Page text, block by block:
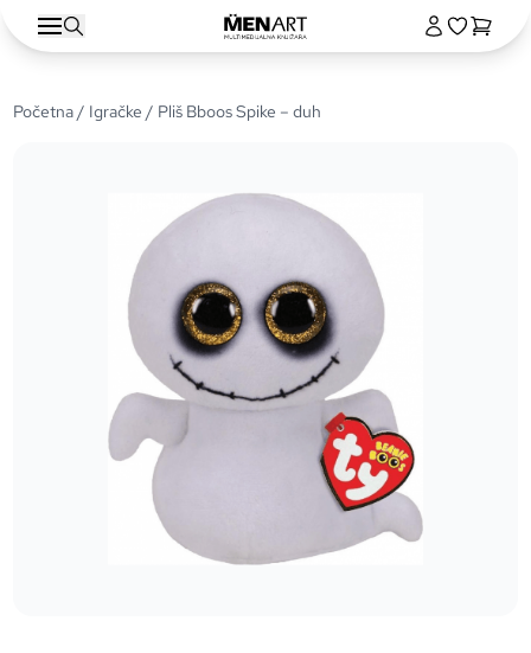
Početna/ Igračke / Pliš Bboos Spike – duh